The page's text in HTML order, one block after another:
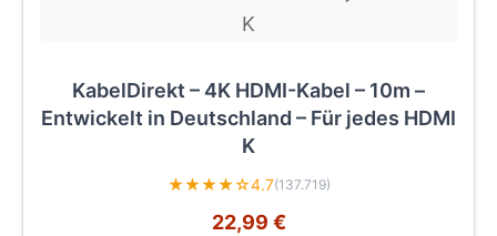
KabelDirekt – 4K HDMI-Kabel – 10m –
Entwickelt in Deutschland – Für jedes HDMI
K
★★★★☆4.7(137.719)
22,99 €